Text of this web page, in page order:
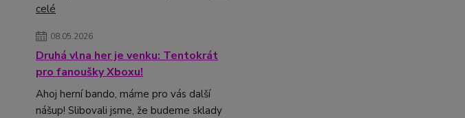
celé
08.05.2026
Druhá vlna her je venku: Tentokrát
pro fanoušky Xboxu!
Ahoj herní bando, máme pro vás další
nášup! Slibovali jsme, že budeme sklady